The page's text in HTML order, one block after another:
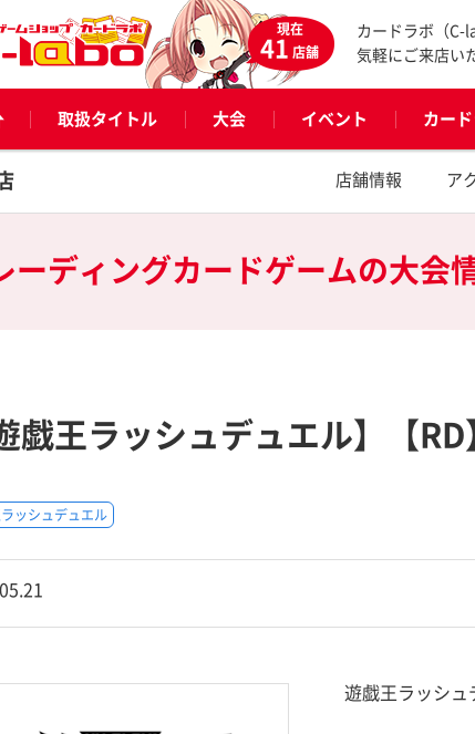
現在
41店舗
カードラボ（C-
気軽にご来店い
取扱タイトル 大会 イベント カー
店舗情報 ア
ーディングカードゲームの大会
戯王ラッシュデュエル】【
ッシュデュエル
遊戯王ラッシュ